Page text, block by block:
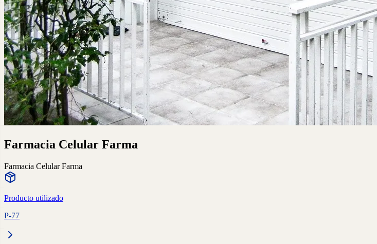
Farmacia Celular Farma
Farmacia Celular Farma
Producto utilizado
P-77